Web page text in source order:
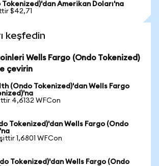
Tokenized)'dan Amerikan Doları'na
$42,71
keşfedin
Wells Fargo (Ondo Tokenized)
çevirin
(Ondo Tokenized)'dan Wells Fargo
4,6132 WFCon
Tokenized)'dan Wells Fargo (Ondo
1,6801 WFCon
Tokenized)'dan Wells Fargo (Ondo